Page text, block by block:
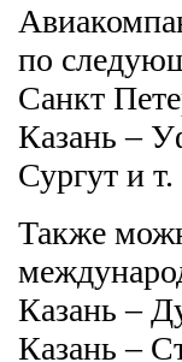
по
Санкт
Казань –
Сургут и т.
Также
Казань –
Казань –